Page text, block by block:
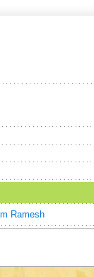
Ramesh